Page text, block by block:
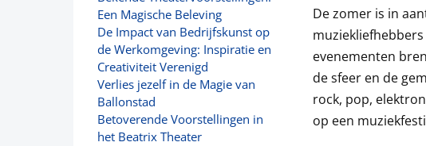
Een Magische Beleving
De Impact van Bedrijfskunst op
de Werkomgeving: Inspiratie en
Creativiteit Verenigd
Verlies jezelf in de Magie van
Ballonstad
Betoverende Voorstellingen in
het Beatrix Theater
De zomer is in
evenementen
de sfeer en de
rock, pop,
op een